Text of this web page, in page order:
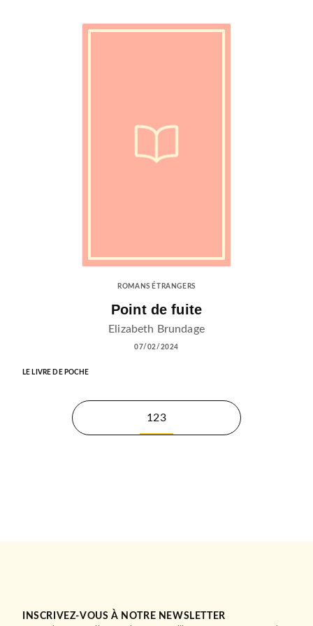
ROMANS ÉTRANGERS
Point de fuite
Elizabeth Brundage
07/02/2024
LE LIVRE DE POCHE
123
INSCRIVEZ-VOUS À NOTRE NEWSLETTER